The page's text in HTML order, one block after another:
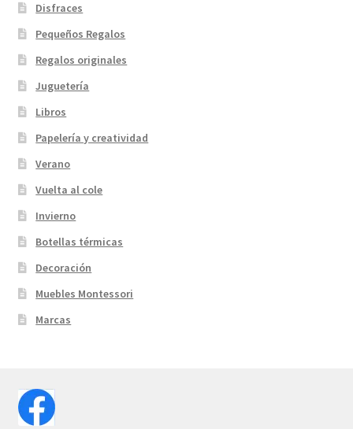
Disfraces
Pequeños Regalos
Regalos originales
Juguetería
Libros
Papelería y creatividad
Verano
Vuelta al cole
Invierno
Botellas térmicas
Decoración
Muebles Montessori
Marcas